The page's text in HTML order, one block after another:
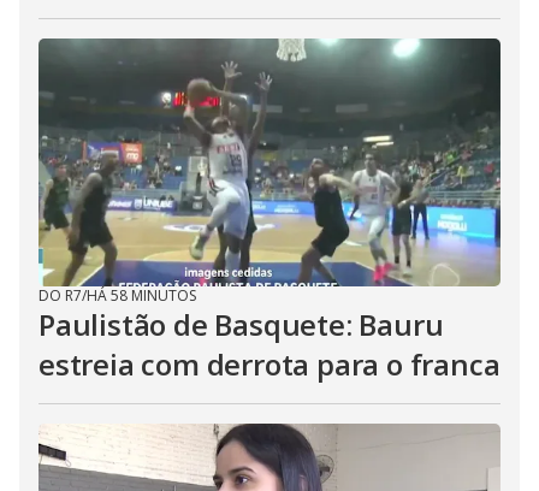
DO R7/HÁ 58 MINUTOS
Paulistão de Basquete: Bauru
estreia com derrota para o franca